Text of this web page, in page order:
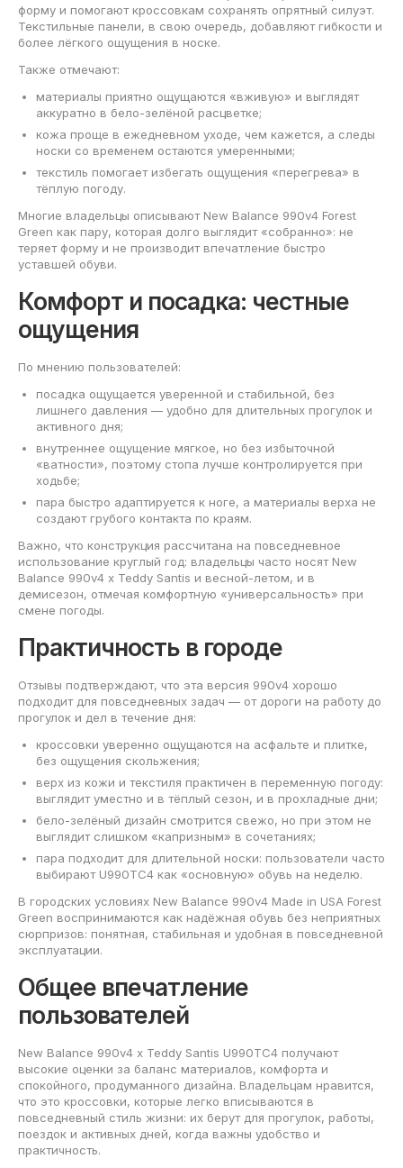
форму и помогают кроссовкам сохранять опрятный силуэт.
Текстильные панели, в свою очередь, добавляют гибкости и
более лёгкого ощущения в носке.
Также отмечают:
материалы приятно ощущаются «вживую» и выглядят
аккуратно в бело-зелёной расцветке;
кожа проще в ежедневном уходе, чем кажется, а следы
носки со временем остаются умеренными;
текстиль помогает избегать ощущения «перегрева» в
тёплую погоду.
Многие владельцы описывают New Balance 990v4 Forest
Green как пару, которая долго выглядит «собранно»: не
теряет форму и не производит впечатление быстро
уставшей обуви.
Комфорт и посадка: честные
ощущения
По мнению пользователей:
посадка ощущается уверенной и стабильной, без
лишнего давления — удобно для длительных прогулок и
активного дня;
внутреннее ощущение мягкое, но без избыточной
«ватности», поэтому стопа лучше контролируется при
ходьбе;
пара быстро адаптируется к ноге, а материалы верха не
создают грубого контакта по краям.
Важно, что конструкция рассчитана на повседневное
использование круглый год: владельцы часто носят New
Balance 990v4 x Teddy Santis и весной-летом, и в
демисезон, отмечая комфортную «универсальность» при
смене погоды.
Практичность в городе
Отзывы подтверждают, что эта версия 990v4 хорошо
подходит для повседневных задач — от дороги на работу до
прогулок и дел в течение дня:
кроссовки уверенно ощущаются на асфальте и плитке,
без ощущения скольжения;
верх из кожи и текстиля практичен в переменную погоду:
выглядит уместно и в тёплый сезон, и в прохладные дни;
бело-зелёный дизайн смотрится свежо, но при этом не
выглядит слишком «капризным» в сочетаниях;
пара подходит для длительной носки: пользователи часто
выбирают U990TC4 как «основную» обувь на неделю.
В городских условиях New Balance 990v4 Made in USA Forest
Green воспринимаются как надёжная обувь без неприятных
сюрпризов: понятная, стабильная и удобная в повседневной
эксплуатации.
Общее впечатление
пользователей
New Balance 990v4 x Teddy Santis U990TC4 получают
высокие оценки за баланс материалов, комфорта и
спокойного, продуманного дизайна. Владельцам нравится,
что это кроссовки, которые легко вписываются в
повседневный стиль жизни: их берут для прогулок, работы,
поездок и активных дней, когда важны удобство и
практичность.